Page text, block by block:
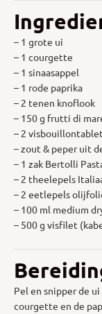
– 1 grote ui
– 1 courgette
– 1 sinaasappel
– 1 rode paprika
– 2 tenen knoflook
– 150 g frutti di
– 2
– zout & peper uit
– 1 zak Bertolli
– 2 theelepels
– 2 eetlepels
– 100 ml medium
– 500 g visfilet
Pel en snipper de
courgette en de